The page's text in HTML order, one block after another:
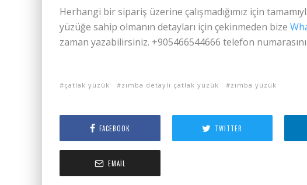
Herhangi bir sipariş üzerine çalışmadığımız için
yüzüğe sahip olmanın detayları için çekinmeden bize
zaman yazabilirsiniz. +905466544666 telefon
çatlak yüzük zımba detaylı çatlak yüzük zımba yüzük
FACEBOOK TWITTER
EMAIL